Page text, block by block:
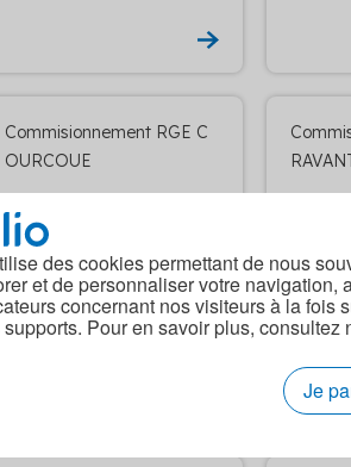
des cookies permettant de nous
et de personnaliser votre navigation,
concernant nos visiteurs à la fois
Pour en savoir plus, consultez
Je
Commisionnement RGE C
OURCOUE
Commisionnement RGE D
ESCARTES
ERRE